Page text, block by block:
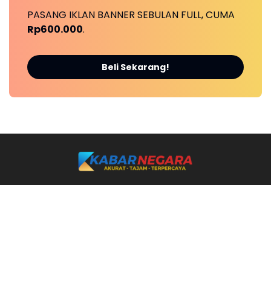
PASANG IKLAN BANNER SEBULAN FULL, CUMA
Rp600.000.
Beli Sekarang!